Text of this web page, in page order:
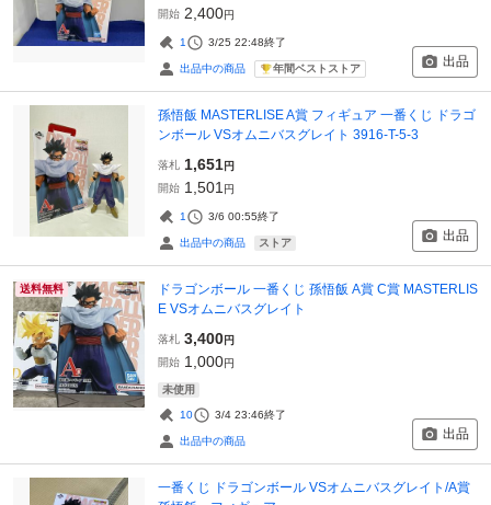
開始 2,400円
1 3/25 22:48終了
出品中の商品 年間ベストストア 出品
孫悟飯 MASTERLISE A賞 フィギュア 一番くじ ドラゴ
ンボール VSオムニバスグレイト 3916-T-5-3
落札 1,651円
開始 1,501 円
1 3/6 00:55終了
出品中の商品 ストア 出品
送料無料
ドラゴンボール 一番くじ 孫悟飯 A賞 C賞 MASTERLIS
E VSオムニバスグレイト
落札 3,400円
開始 1,000円
未使用
10 3/4 23:46終了
出品中の商品 出品
一番くじ ドラゴンボール VSオムニバスグレイト/A賞